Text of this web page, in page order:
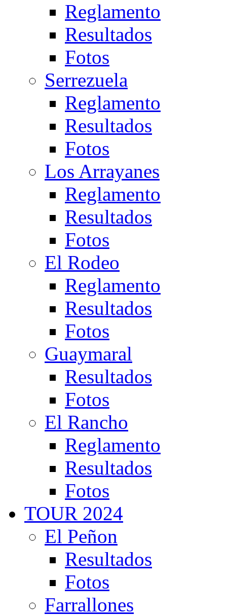
Reglamento
Resultados
Fotos
Serrezuela
Reglamento
Resultados
Fotos
Los Arrayanes
Reglamento
Resultados
Fotos
El Rodeo
Reglamento
Resultados
Fotos
Guaymaral
Resultados
Fotos
El Rancho
Reglamento
Resultados
Fotos
TOUR 2024
El Peñon
Resultados
Fotos
Farrallones